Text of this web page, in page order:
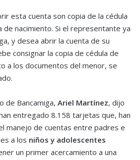
esta cuenta son copia de la cédula
nacimiento. Si el representante ya
y desea abrir la cuenta de su
consignar la copia de cédula de
a los documentos del menor, se
de Bancamiga, Ariel Martínez, dijo
entregado 8.158 tarjetas que, han
manejo de cuentas entre padres e
a los niños y adolescentes
un primer acercamiento a una